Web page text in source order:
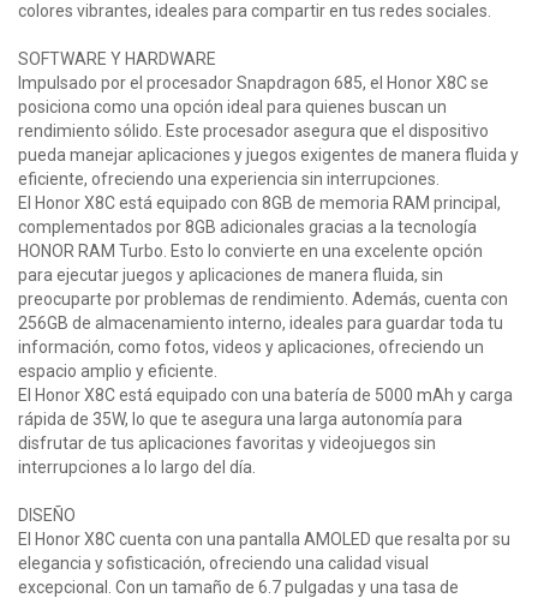
colores vibrantes, ideales para compartir en tus redes sociales.
SOFTWARE Y HARDWARE
Impulsado por el procesador Snapdragon 685, el Honor X8C se
posiciona como una opción ideal para quienes buscan un
rendimiento sólido. Este procesador asegura que el dispositivo
pueda manejar aplicaciones y juegos exigentes de manera fluida y
eficiente, ofreciendo una experiencia sin interrupciones.
El Honor X8C está equipado con 8GB de memoria RAM principal,
complementados por 8GB adicionales gracias a la tecnología
HONOR RAM Turbo. Esto lo convierte en una excelente opción
para ejecutar juegos y aplicaciones de manera fluida, sin
preocuparte por problemas de rendimiento. Además, cuenta con
256GB de almacenamiento interno, ideales para guardar toda tu
información, como fotos, videos y aplicaciones, ofreciendo un
espacio amplio y eficiente.
El Honor X8C está equipado con una batería de 5000 mAh y carga
rápida de 35W, lo que te asegura una larga autonomía para
disfrutar de tus aplicaciones favoritas y videojuegos sin
interrupciones a lo largo del día.
DISEÑO
El Honor X8C cuenta con una pantalla AMOLED que resalta por su
elegancia y sofisticación, ofreciendo una calidad visual
excepcional. Con un tamaño de 6.7 pulgadas y una tasa de